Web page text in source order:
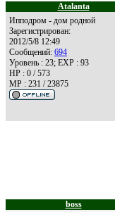
Atalanta
Ипподром - дом родной
Зарегистрирован:
2012/5/8 12:49
Сообщений: 694
Уровень : 23; EXP : 93
HP : 0 / 573
MP : 231 / 23875
boss